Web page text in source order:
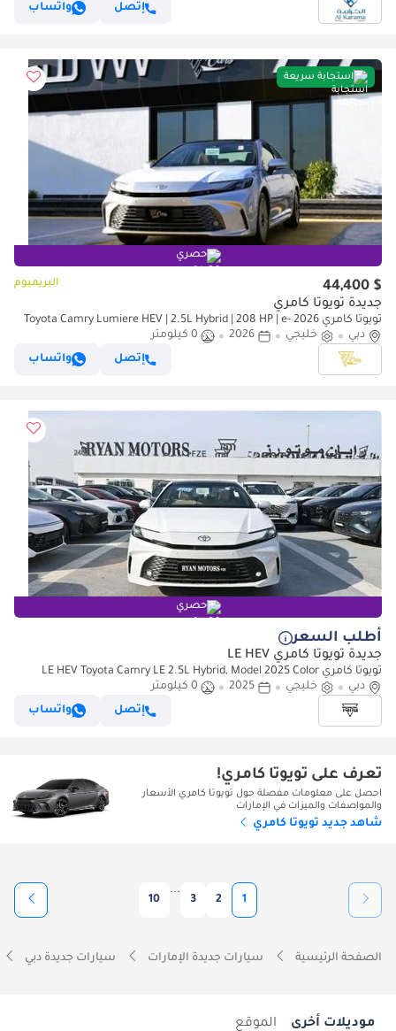
إتصل
واتساب
استجابة سريعة
حصري
$ 44,400 البريميوم
جديدة تويوتا كامري
تويوتا كامري 2026 Toyota Camry Lumiere HEV | 2.5L Hybrid | 208 HP | e-
CVT | GCC Specs
دبي خليجي 2026
0 كيلومتر
إتصل
واتساب
حصري
أطلب السعر
جديدة تويوتا كامري LE HEV
تويوتا كامري LE HEV Toyota Camry LE 2.5L Hybrid, Model 2025 Color
White
دبي خليجي 2025
0 كيلومتر
إتصل
واتساب
تعرف على تويوتا كامري!
احصل على معلومات مفصلة حول تويوتا كامري الأسعار
والمواصفات والميزات في الإمارات
شاهد جديد تويوتا كامري
1
2
3
...
10
الصفحة الرئيسية سيارات جديدة الإمارات سيارات جديدة دبي
موديلات أخرى الموقع